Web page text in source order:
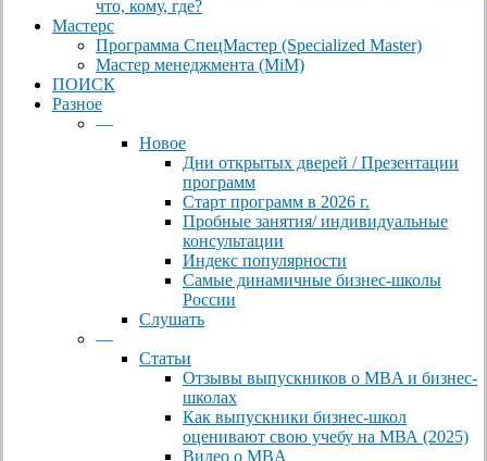
что, кому, где?
Мастерс
Программа СпецМастер (Specialized Master)
Мастер менеджмента (MiM)
ПОИСК
Разное
—
Новое
Дни открытых дверей / Презентации
программ
Старт программ в 2026 г.
Пробные занятия/ индивидуальные
консультации
Индекс популярности
Самые динамичные бизнес-школы
России
Слушать
—
Статьи
Отзывы выпускников о MBA и бизнес-
школах
Как выпускники бизнес-школ
оценивают свою учебу на МВА (2025)
Видео о MBA